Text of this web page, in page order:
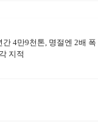
4만9천톤, 명절엔 2배 폭
지적